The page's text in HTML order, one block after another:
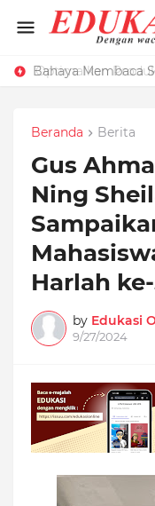
Beranda Berita
Gus
Ning
Harlah
by Edukasi
9/27/2024